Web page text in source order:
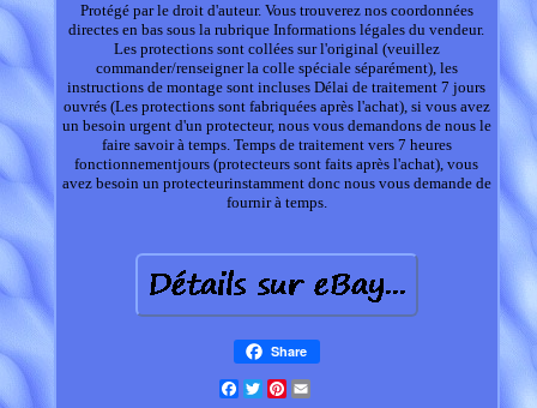
Protégé par le droit d'auteur. Vous trouverez nos coordonnées
directes en bas sous la rubrique Informations légales du vendeur.
Les protections sont collées sur l'original (veuillez
commander/renseigner la colle spéciale séparément), les
instructions de montage sont incluses Délai de traitement 7 jours
ouvrés (Les protections sont fabriquées après l'achat), si vous avez
un besoin urgent d'un protecteur, nous vous demandons de nous le
faire savoir à temps. Temps de traitement vers 7 heures
fonctionnementjours (protecteurs sont faits après l'achat), vous
avez besoin un protecteurinstamment donc nous vous demande de
fournir à temps.
Share
Facebook
TwitterPinterest